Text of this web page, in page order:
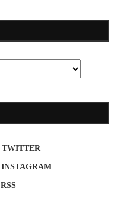
TWITTER
INSTAGRAM
RSS